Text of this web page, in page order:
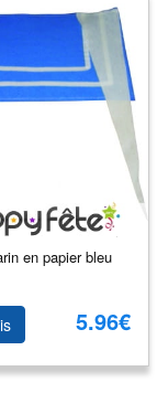
en papier bleu
5.96€